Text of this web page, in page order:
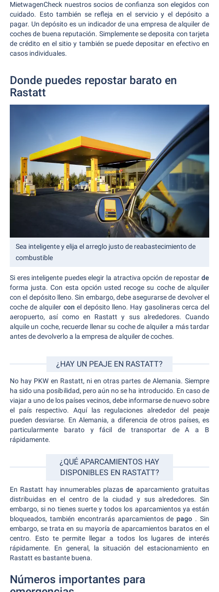
MietwagenCheck nuestros socios de confianza son elegidos con
cuidado. Esto también se refleja en el servicio y el depósito a
pagar. Un depósito es un indicador de una empresa de alquiler de
coches de buena reputación. Simplemente se deposita con tarjeta
de crédito en el sitio y también se puede depositar en efectivo en
casos individuales.
Donde puedes repostar barato en
Rastatt
Sea inteligente y elija el arreglo justo de reabastecimiento de
combustible
Si eres inteligente puedes elegir la atractiva opción de repostar de
forma justa. Con esta opción usted recoge su coche de alquiler
con el depósito lleno. Sin embargo, debe asegurarse de devolver el
coche de alquiler con el depósito lleno. Hay gasolineras cerca del
aeropuerto, así como en Rastatt y sus alrededores. Cuando
alquile un coche, recuerde llenar su coche de alquiler a más tardar
antes de devolverlo a la empresa de alquiler de coches.
¿HAY UN PEAJE EN RASTATT?
No hay PKW en Rastatt, ni en otras partes de Alemania. Siempre
ha sido una posibilidad, pero aún no se ha introducido. En caso de
viajar a uno de los países vecinos, debe informarse de nuevo sobre
el país respectivo. Aquí las regulaciones alrededor del peaje
pueden desviarse. En Alemania, a diferencia de otros países, es
particularmente barato y fácil de transportar de A a B
rápidamente.
¿QUÉ APARCAMIENTOS HAY
DISPONIBLES EN RASTATT?
En Rastatt hay innumerables plazas de aparcamiento gratuitas
distribuidas en el centro de la ciudad y sus alrededores. Sin
embargo, si no tienes suerte y todos los aparcamientos ya están
bloqueados, también encontrarás aparcamientos depago . Sin
embargo, se trata en su mayoría de aparcamientos baratos en el
centro. Esto te permite llegar a todos los lugares de interés
rápidamente. En general, la situación del estacionamiento en
Rastatt es bastante buena.
Números importantes para